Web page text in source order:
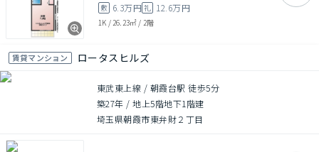
敷 6.3万円礼 12.6万円
1K / 26.23㎡ / 2階
賃貸マンション ロータスヒルズ
東武東上線 / 朝霞台駅 徒歩5分
築27年 /地上5階地下1階建
埼玉県朝霞市東弁財２丁目